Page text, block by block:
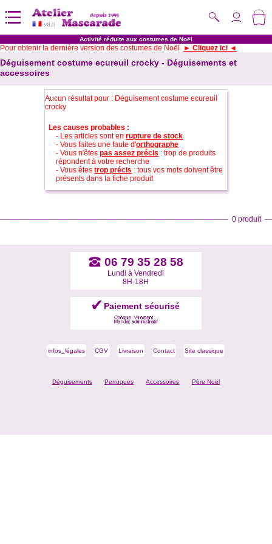
Activité réduite aux costumes de Noël
Pour obtenir la dernière version des costumes de Noël ► Cliquez ici ◄
Déguisement costume ecureuil crocky - Déguisements et
accessoires
Aucun résultat pour : Déguisement costume ecureuil
crocky
Les causes probables :
- Les articles sont enrupture de stock
- Vous faites une faute d'orthographe
- Vous n'êtespas assez précis : trop de produits
répondent à votre recherche
- Vous êtestrop précis : tous vos mots doivent être
présents dans la fiche produit
0 produit
06 79 35 28 58
Lundi à Vendredi
8H-18H
Paiement sécurisé
infos_légales CGV Livraison Contact Site classique
Déguisements Perruques Accessoires Père Noël